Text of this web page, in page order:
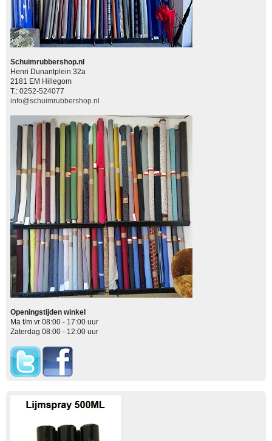
Schuimrubbershop.nl
Henri Dunantplein 32a
2181 EM Hillegom
T.: 0252-524077
info@schuimrubbershop.nl
Openingstijden winkel
Ma t/m vr 08:00 - 17:00 uur
Zaterdag 08:00 - 12:00 uur